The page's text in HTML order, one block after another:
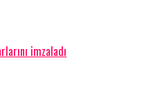
imzaladı